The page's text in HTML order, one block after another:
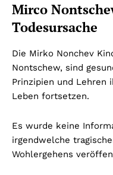
Mirco
Todesursache
Die Mirko Nonchev
Nontschew, sind
Prinzipien und Lehren
Leben fortsetzen.
Es wurde keine
irgendwelche
Wohlergehens